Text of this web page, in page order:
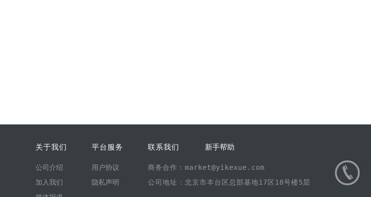
关于我们
公司介绍
加入我们
平台服务
用户协议
隐私声明
联系我们 新手帮助
商务合作：market@yikexue.com
公司地址：北京市丰台区总部基地17区18号楼5层